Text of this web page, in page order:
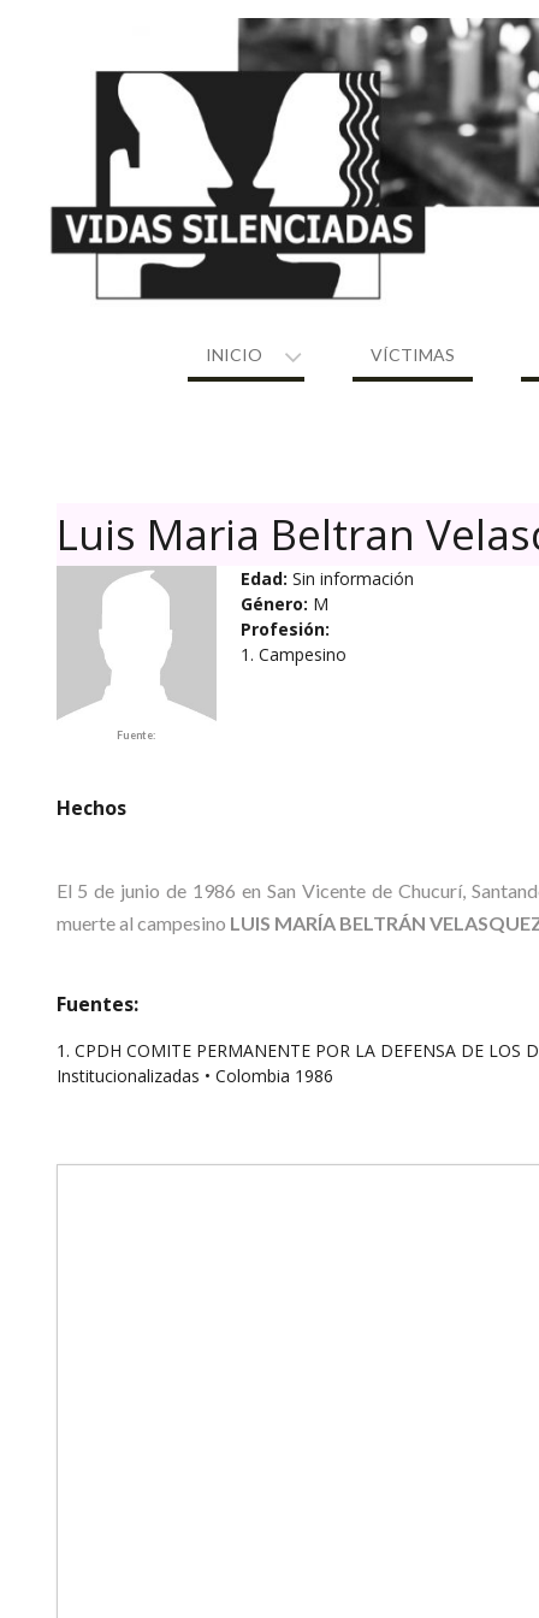
INICIO VÍCTIMAS
Luis Maria Beltran
Fuente:
Edad: Sin información
Género: M
Profesión:
1. Campesino
Hechos
El 5 de junio de 1986 en San Vicente de Chucurí,
muerte al campesino LUIS MARÍA BELTRÁN
Fuentes:
1. CPDH COMITE PERMANENTE POR LA DEFENSA DE
Institucionalizadas • Colombia 1986